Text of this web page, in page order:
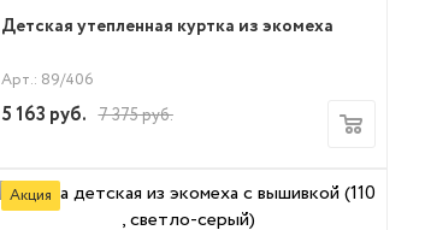
Детская утепленная куртка из экомеха
Арт.: 89/406
5 163 руб. 7 375руб.
Акция